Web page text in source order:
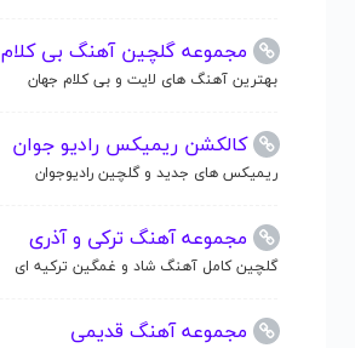
مجموعه گلچین آهنگ بی کلام
بهترین آهنگ های لایت و بی کلام جهان
کالکشن ریمیکس رادیو جوان
ریمیکس های جدید و گلچین رادیوجوان
مجموعه آهنگ ترکی و آذری
گلچین کامل آهنگ شاد و غمگین ترکیه ای
مجموعه آهنگ قدیمی